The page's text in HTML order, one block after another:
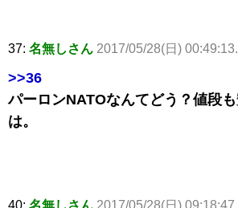
37: 名無しさん 2017/05/28(日)
>>36
パーロンNATOなんてどう？値段
は。
40: 名無しさん 2017/05/28(日)